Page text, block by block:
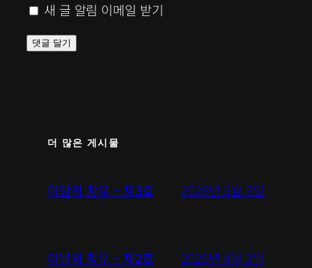
새 글 알림 이메일 받기
더 많은 게시물
이달의 창우 – 제3호 2026년 5월 3일
이달의 창우 – 제2호 2026년 4월 2일